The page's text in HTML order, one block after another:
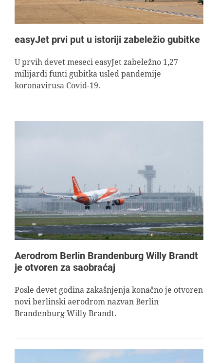
easyJet prvi put u istoriji zabeležio gubitke
U prvih devet meseci easyJet zabeležno 1,27
milijardi funti gubitka usled pandemije
koronavirusa Covid-19.
Aerodrom Berlin Brandenburg Willy Brandt
je otvoren za saobraćaj
Posle devet godina zakašnjenja konačno je otvoren
novi berlinski aerodrom nazvan Berlin
Brandenburg Willy Brandt.